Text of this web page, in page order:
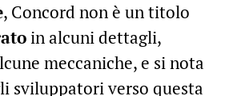
, Concord non è un titolo
in alcuni dettagli,
meccaniche, e si nota
sviluppatori verso questa